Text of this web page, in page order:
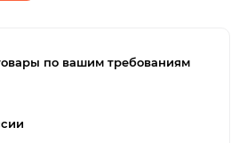
по вашим требованиям